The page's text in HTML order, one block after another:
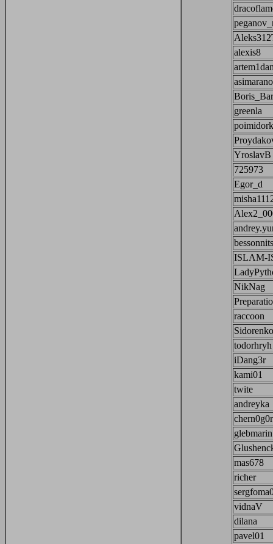
alexis8
greenla
YroslavB
725973
Egor_d
ISLAM-
NikNag
raccoon
todorhryh
iDang3r
kami01
twite
andreyka
chern0g0r
glebmarin
mas678
richer
vidnaV
dilana
pavel01